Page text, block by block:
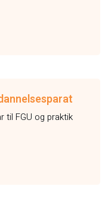
til FGU og praktik